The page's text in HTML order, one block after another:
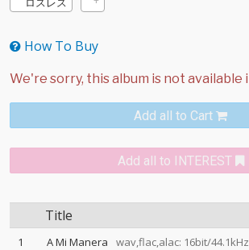
How To Buy
Add all to Cart
Add all to INTEREST
Title
1 A Mi Manera wav,flac,alac: 16bit/44.1kHz